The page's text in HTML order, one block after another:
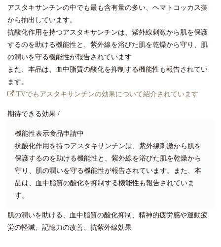
アスタキサンチンの中でも最も含有量の多い、ヘマトコッカス藻
から抽出しています。
抗酸化作用を持つアスタキサンチンは、紫外線刺激から肌を保護
するのを助ける機能性と、紫外線を浴びた肌を乾燥から守り、肌
の潤いを守る機能性が報告されています
また、本品は、血中脂質の酸化を抑制する機能性も報告されてい
ます。
TVでもアスタキサンチンの効果について紹介されています
期待できる効果 /
機能性表示食品申請中
抗酸化作用を持つアスタキサンチンは、紫外線刺激から肌を
保護するのを助ける機能性と、紫外線を浴びた肌を乾燥から
守り、肌の潤いを守る機能性が報告されています。また、本
品は、血中脂質の酸化を抑制する機能性も報告されていま
す。
肌の潤いを助ける、血中脂質の酸化抑制、精神的疲労感や運動疲
労の軽減、記憶力の改善、抗紫外線効果